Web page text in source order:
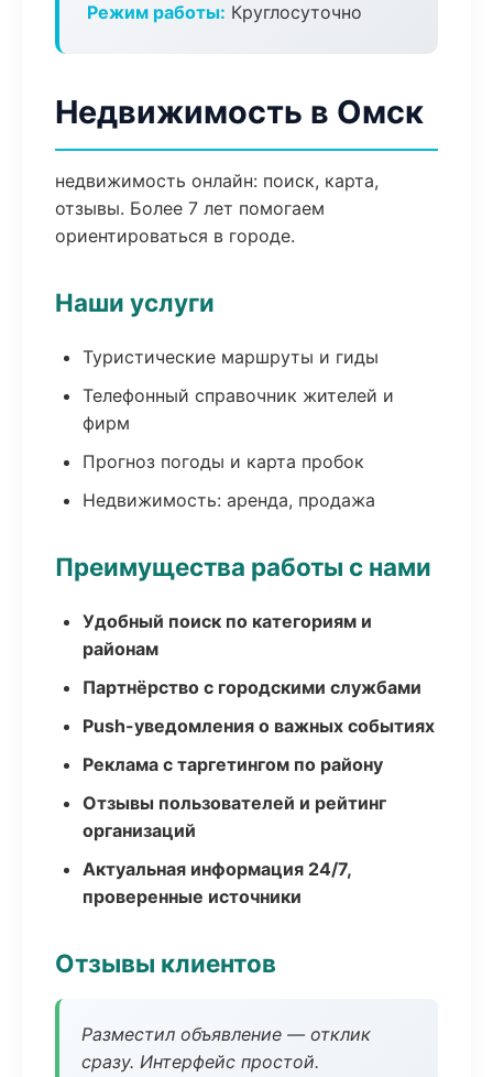
Режим работы: Круглосуточно
Недвижимость в Омск
недвижимость онлайн: поиск, карта,
отзывы. Более 7 лет помогаем
ориентироваться в городе.
Наши услуги
Туристические маршруты и гиды
Телефонный справочник жителей и
фирм
Прогноз погоды и карта пробок
Недвижимость: аренда, продажа
Преимущества работы с нами
Удобный поиск по категориям и
районам
Партнёрство с городскими службами
Push-уведомления о важных событиях
Реклама с таргетингом по району
Отзывы пользователей и рейтинг
организаций
Актуальная информация 24/7,
проверенные источники
Отзывы клиентов
Разместил объявление — отклик
сразу. Интерфейс простой.